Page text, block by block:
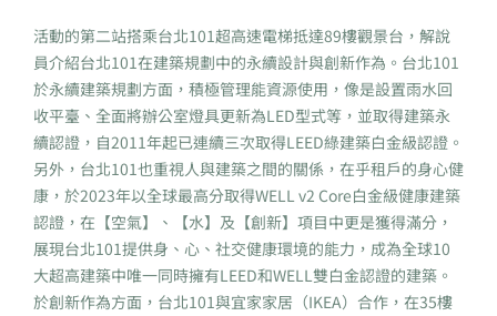
活動的第二站搭乘台北101超高速電梯抵達89樓觀景台，解說
員介紹台北101在建築規劃中的永續設計與創新作為。台北101
於永續建築規劃方面，積極管理能資源使用，像是設置雨水回
收平臺、全面將辦公室燈具更新為LED型式等，並取得建築永
續認證，自2011年起已連續三次取得LEED綠建築白金級認證。
另外，台北101也重視人與建築之間的關係，在乎租戶的身心健
康，於2023年以全球最高分取得WELL v2 Core白金級健康建築
認證，在【空氣】、【水】及【創新】項目中更是獲得滿分，
展現台北101提供身、心、社交健康環境的能力，成為全球10
大超高建築中唯一同時擁有LEED和WELL雙白金認證的建築。
於創新作為方面，台北101與宜家家居（IKEA）合作，在35樓